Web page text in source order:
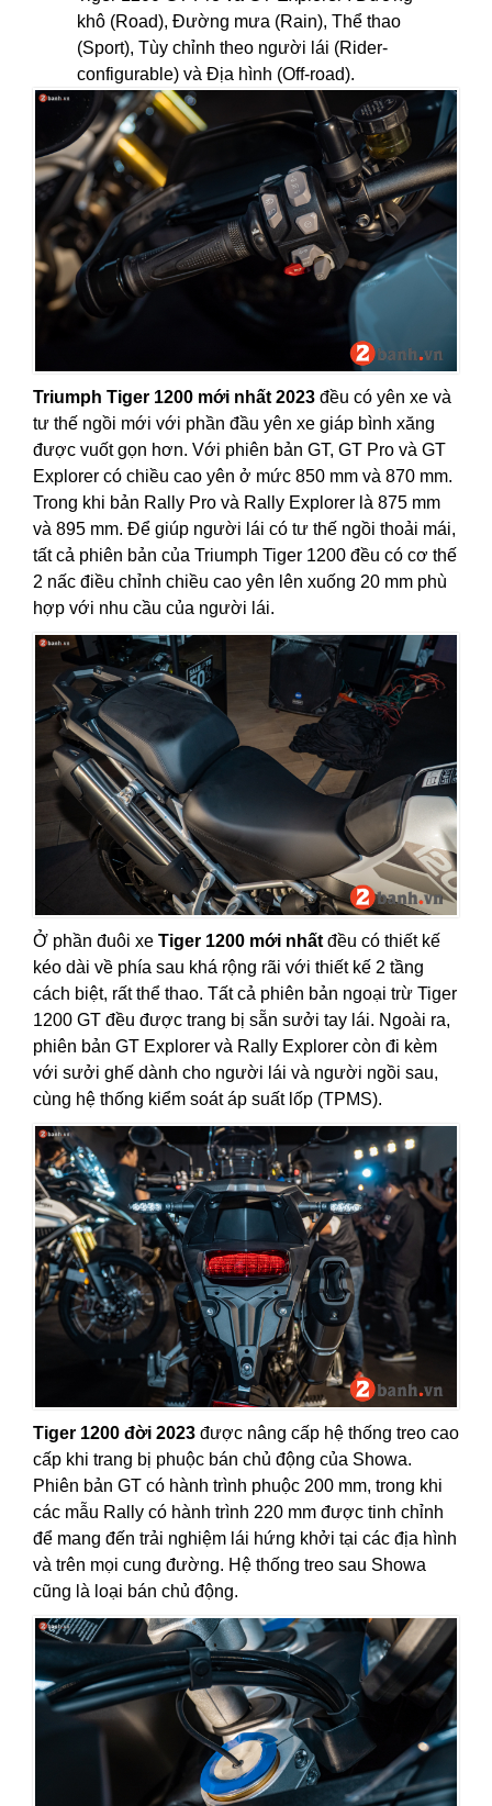
khô (Road), Đường mưa (Rain), Thể thao
(Sport), Tùy chỉnh theo người lái (Rider-
configurable) và Địa hình (Off-road).
Triumph Tiger 1200 mới nhất 2023 đều có yên xe và
tư thế ngồi mới với phần đầu yên xe giáp bình xăng
được vuốt gọn hơn. Với phiên bản GT, GT Pro và GT
Explorer có chiều cao yên ở mức 850 mm và 870 mm.
Trong khi bản Rally Pro và Rally Explorer là 875 mm
và 895 mm. Để giúp người lái có tư thế ngồi thoải mái,
tất cả phiên bản của Triumph Tiger 1200 đều có cơ thế
2 nấc điều chỉnh chiều cao yên lên xuống 20 mm phù
hợp với nhu cầu của người lái.
Ở phần đuôi xe Tiger 1200 mới nhất đều có thiết kế
kéo dài về phía sau khá rộng rãi với thiết kế 2 tầng
cách biệt, rất thể thao. Tất cả phiên bản ngoại trừ Tiger
1200 GT đều được trang bị sẵn sưởi tay lái. Ngoài ra,
phiên bản GT Explorer và Rally Explorer còn đi kèm
với sưởi ghế dành cho người lái và người ngồi sau,
cùng hệ thống kiểm soát áp suất lốp (TPMS).
Tiger 1200 đời 2023 được nâng cấp hệ thống treo cao
cấp khi trang bị phuộc bán chủ động của Showa.
Phiên bản GT có hành trình phuộc 200 mm, trong khi
các mẫu Rally có hành trình 220 mm được tinh chỉnh
để mang đến trải nghiệm lái hứng khởi tại các địa hình
và trên mọi cung đường. Hệ thống treo sau Showa
cũng là loại bán chủ động.